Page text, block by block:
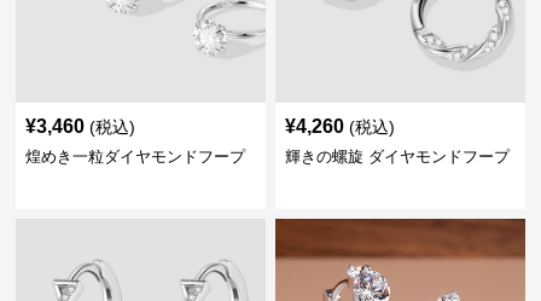
¥3,460 (税込)
煌めき一粒ダイヤモンドフープ
¥4,260 (税込)
輝きの螺旋 ダイヤモンドフープ